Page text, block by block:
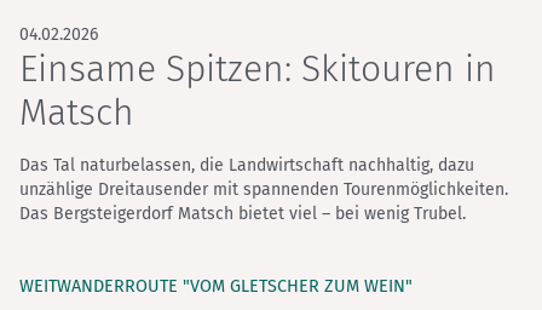
04.02.2026
Einsame Spitzen: Skitouren in
Matsch
Das Tal naturbelassen, die Landwirtschaft nachhaltig, dazu
unzählige Dreitausender mit spannenden Tourenmöglichkeiten.
Das Bergsteigerdorf Matsch bietet viel – bei wenig Trubel.
WEITWANDERROUTE "VOM GLETSCHER ZUM WEIN"